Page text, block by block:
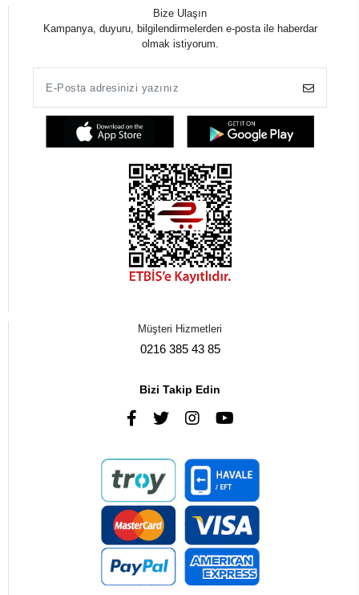
Bize Ulaşın
Kampanya, duyuru, bilgilendirmelerden e-posta ile haberdar
olmak istiyorum.
Müşteri Hizmetleri
0216 385 43 85
Bizi Takip Edin